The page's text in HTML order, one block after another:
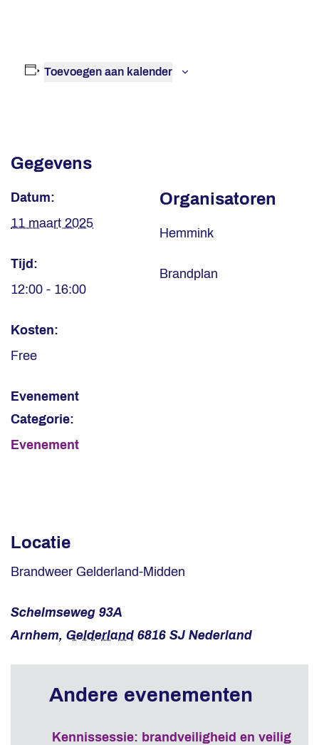
Toevoegen aan kalender
Gegevens
Datum:
11 maart 2025
Tijd:
12:00 - 16:00
Kosten:
Free
Evenement
Categorie:
Evenement
Locatie
Brandweer Gelderland-Midden
Schelmseweg 93A
Arnhem, Gelderland 6816 SJ Nederland
Organisatoren
Hemmink
Brandplan
Kennissessie: brandveiligheid en veilig